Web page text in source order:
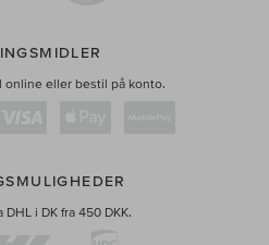
online eller bestil på konto.
DHL i DK fra 450 DKK.